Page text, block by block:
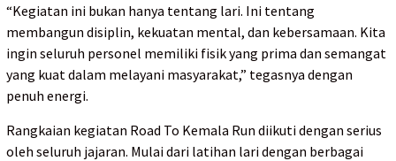
“Kegiatan ini bukan hanya tentang lari. Ini tentang
membangun disiplin, kekuatan mental, dan kebersamaan. Kita
ingin seluruh personel memiliki fisik yang prima dan semangat
yang kuat dalam melayani masyarakat,” tegasnya dengan
penuh energi.
Rangkaian kegiatan Road To Kemala Run diikuti dengan serius
oleh seluruh jajaran. Mulai dari latihan lari dengan berbagai